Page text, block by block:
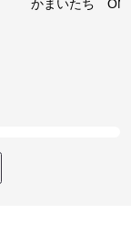
かまいたち